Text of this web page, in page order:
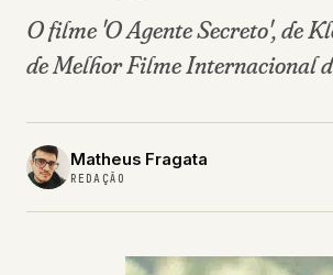
O filme 'O Agente Secreto', de
de Melhor Filme Internacional
Matheus Fragata
REDAÇÃO